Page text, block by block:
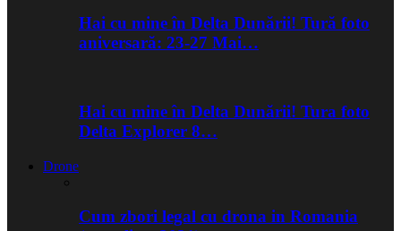
Hai cu mine în Delta Dunării! Tură foto
aniversară: 23-27 Mai…
Hai cu mine în Delta Dunării! Tura foto
Delta Explorer 8…
Drone
Cum zbori legal cu drona in Romania